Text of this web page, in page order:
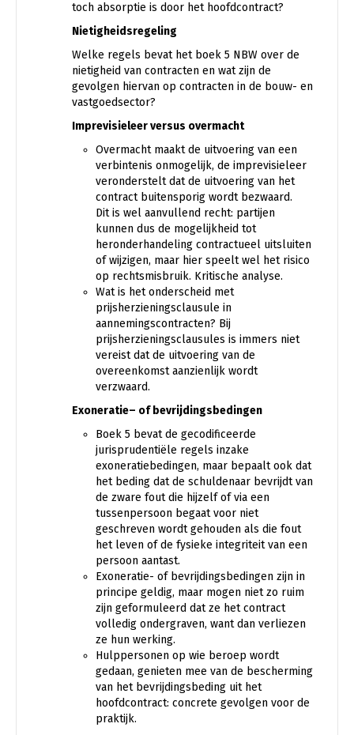
toch absorptie is door het hoofdcontract?
Nietigheidsregeling
Welke regels bevat het boek 5 NBW over de
nietigheid van contracten en wat zijn de
gevolgen hiervan op contracten in de bouw- en
vastgoedsector?
Imprevisieleer versus overmacht
Overmacht maakt de uitvoering van een
verbintenis onmogelijk, de imprevisieleer
veronderstelt dat de uitvoering van het
contract buitensporig wordt bezwaard.
Dit is wel aanvullend recht: partijen
kunnen dus de mogelijkheid tot
heronderhandeling contractueel uitsluiten
of wijzigen, maar hier speelt wel het risico
op rechtsmisbruik. Kritische analyse.
Wat is het onderscheid met
prijsherzieningsclausule in
aannemingscontracten? Bij
prijsherzieningsclausules is immers niet
vereist dat de uitvoering van de
overeenkomst aanzienlijk wordt
verzwaard.
Exoneratie– of bevrijdingsbedingen
Boek 5 bevat de gecodificeerde
jurisprudentiële regels inzake
exoneratiebedingen, maar bepaalt ook dat
het beding dat de schuldenaar bevrijdt van
de zware fout die hijzelf of via een
tussenpersoon begaat voor niet
geschreven wordt gehouden als die fout
het leven of de fysieke integriteit van een
persoon aantast.
Exoneratie- of bevrijdingsbedingen zijn in
principe geldig, maar mogen niet zo ruim
zijn geformuleerd dat ze het contract
volledig ondergraven, want dan verliezen
ze hun werking.
Hulppersonen op wie beroep wordt
gedaan, genieten mee van de bescherming
van het bevrijdingsbeding uit het
hoofdcontract: concrete gevolgen voor de
praktijk.